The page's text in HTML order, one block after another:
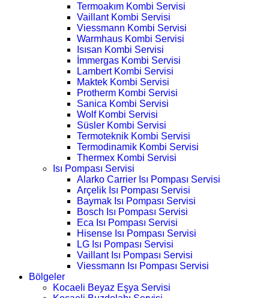
Termoakım Kombi Servisi
Vaillant Kombi Servisi
Viessmann Kombi Servisi
Warmhaus Kombi Servisi
Isısan Kombi Servisi
İmmergas Kombi Servisi
Lambert Kombi Servisi
Maktek Kombi Servisi
Protherm Kombi Servisi
Sanica Kombi Servisi
Wolf Kombi Servisi
Süsler Kombi Servisi
Termoteknik Kombi Servisi
Termodinamik Kombi Servisi
Thermex Kombi Servisi
Isı Pompası Servisi
Alarko Carrier Isı Pompası Servisi
Arçelik Isı Pompası Servisi
Baymak Isı Pompası Servisi
Bosch Isı Pompası Servisi
Eca Isı Pompası Servisi
Hisense Isı Pompası Servisi
LG Isı Pompası Servisi
Vaillant Isı Pompası Servisi
Viessmann Isı Pompası Servisi
Bölgeler
Kocaeli Beyaz Eşya Servisi